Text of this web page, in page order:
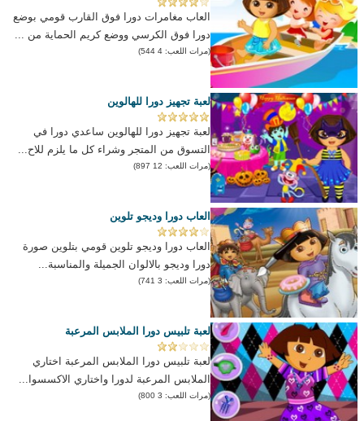
العاب مغامرات دورا فوق القارب قومي بوضع
دورا فوق الكرسي ووضع كريم الحماية من ...
(مرات اللعب: 4 544)
لعبة تجهيز دورا للهالوين
لعبة تجهيز دورا للهالوين ساعدي دورا في
التسوق من المتجر وشراء كل ما يلزم للاح...
(مرات اللعب: 12 897)
العاب دورا وديجو تلوين
العاب دورا وديجو تلوين قومي بتلوين صورة
دورا وديجو بالالوان الجميلة والمناسبة...
(مرات اللعب: 3 741)
لعبة تلبيس دورا الملابس المرعبة
لعبة تلبيس دورا الملابس المرعبة اختاري
الملابس المرعبة لدورا واختاري الاكسسوا...
(مرات اللعب: 3 800)